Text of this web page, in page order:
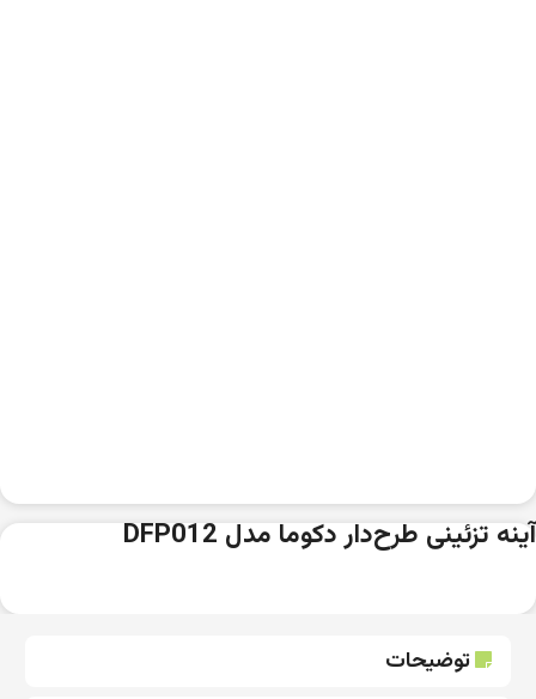
آینه تزئینی طرح‌دار دکوما مدل DFP012
توضیحات